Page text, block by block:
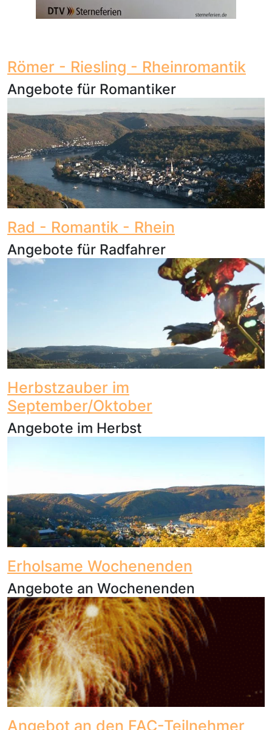
Römer - Riesling - Rheinromantik
Angebote für Romantiker
Rad - Romantik - Rhein
Angebote für Radfahrer
Herbstzauber im
September/Oktober
Angebote im Herbst
Erholsame Wochenenden
Angebote an Wochenenden
Angebot an den FAC-Teilnehmer